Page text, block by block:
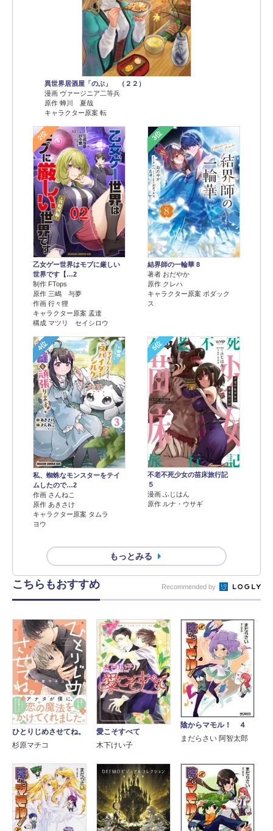
異世界居酒屋「のぶ」 （２２）
漫画 ヴァージニア二等兵
原作 蝉川 夏哉
キャラクター原案 転
2位
乙女ゲー世界はモブに厳しい
世界です【…2
制作 FTops
原作 三嶋 与夢
作画 行々狸
キャラクター原案 孟達
構成 マツリ セイシロウ
3位
結界師の一輪華 8
著者 おだやか
原作 クレハ
キャラクター原案 ボダック
ス
4位
私、蜘蛛なモンスターをテイ
ムしたので…2
作画 さんねこ
原作 あきさけ
キャラクター原案 タムラ
ヨウ
5位
不老不死少女の苗床旅行記
５
漫画 ふじはん
原作 ルナ・ウサギ
もっとみる
こちらもおすすめ Recommended by
ひとりじめさせてね。
杉原マチコ
愛こそすべて
木下けい子
陰からマモル！ ４
まだらさい 阿智太郎